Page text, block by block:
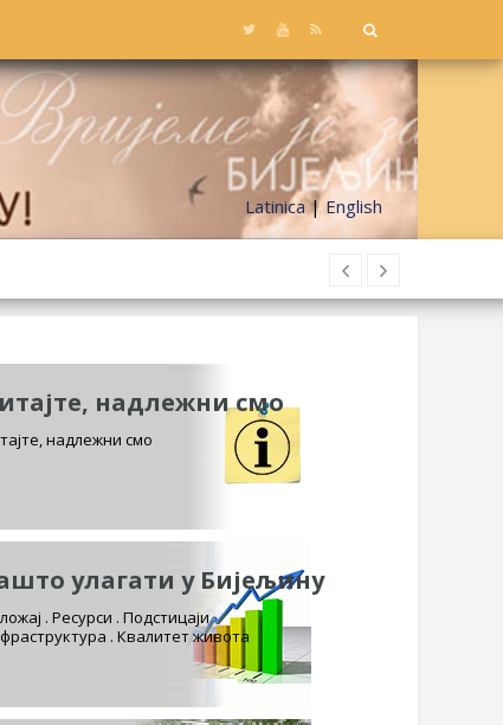
Latinica| English
надлежни смо
надлежни смо
улагати у Бијељину
. Ресурси . Подстицаји
. Квалитет живота